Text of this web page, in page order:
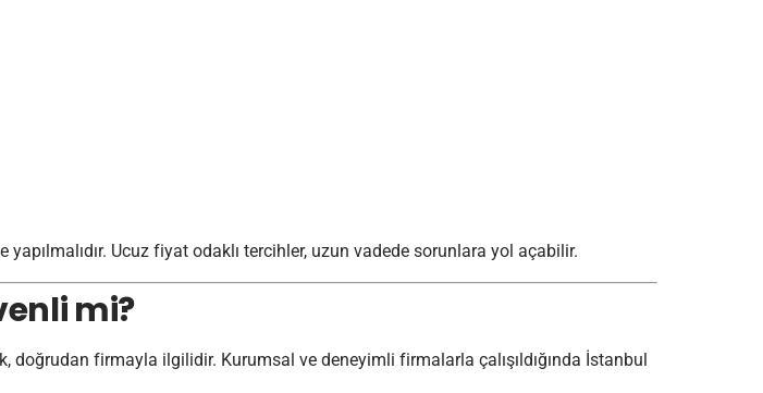
Ucuz fiyat odaklı tercihler, uzun vadede sorunlara yol açabilir.
mi?
doğrudan firmayla ilgilidir. Kurumsal ve deneyimli firmalarla çalışıldığında İstanbul